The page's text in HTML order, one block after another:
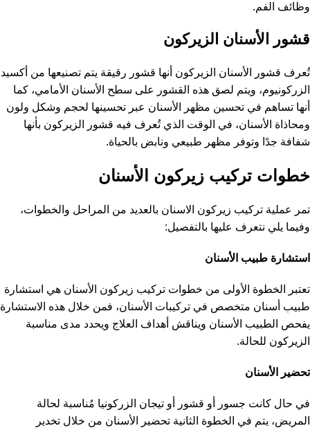
وظائف الفم.
قشور الأسنان الزيركون
تُعرف قشور الأسنان الزيركون أنها قشور رقيقة يتم تصنيعها من أكسيد
الزركونيوم، ويتم لصق هذه القشور على سطح الأسنان الأمامي، كما
أنها تساهم في تحسين مظهر الأسنان عبر تحسينها لحجم وشكل ولون
ومحاذاة الأسنان، في الوقت الذي تُعرف فيه قشور الزيركون بأنها
شفافة جدًا وتوفر مظهر طبيعي ونابض بالحياة.
خطوات تركيب زيركون الأسنان
تمر عملية تركيب زيركون الاسنان بالعديد من المراحل والخطوات،
وفيما يلي نتعرف عليها بالتفصيل:
استشارة طبيب الأسنان
تعتبر الخطوة الأولى من خطوات تركيب زيركون الأسنان هي استشارة
طبيب أسنان متخصص في تركيبات الأسنان، فمن خلال هذه الاستشارة
يفحص الطبيب الأسنان ويناقش أهداف العلاج ويحدد مدى مناسبة
الزيركون للحالة.
تحضير الأسنان
في حال كانت جسور أو قشور أو تيجان الزركونيا مُناسبة لحالة
المريض، يتم في الخطوة الثانية تحضير الأسنان من خلال تخدير